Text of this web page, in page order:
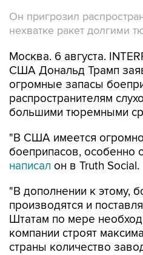
Он пригрозил
нехватке ракет долгими
Москва. 6 августа.
США Дональд Трамп
огромные запасы
распространителям
большими тюремными
"В США имеется
боеприпасов, особенно
написал он в Truth Social.
"В дополнении к этому,
производятся и
Штатам по мере
компании строят
страны количество